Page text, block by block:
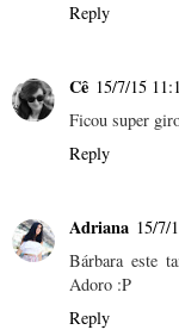
Reply
Cê 15/7/15
Ficou super
Reply
Adriana 15/7/
Bárbara este
Adoro :P
Reply